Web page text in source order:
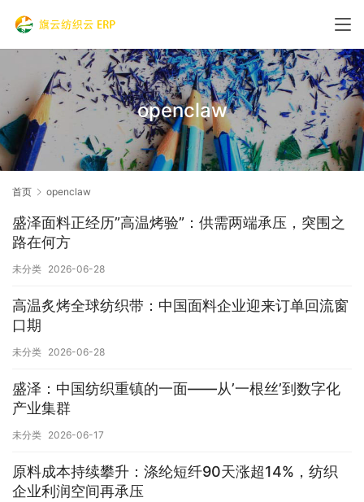
openclaw
首页 openclaw
盛泽面料正经历”高温烤验”：供需两端承压，突围之
路在何方
未分类 2026-06-28
高温炙烤全球纺织带：中国面料企业迎来订单回流窗
口期
未分类 2026-06-28
盛泽：中国纺织重镇的一面——从’一根丝’到数字化
产业集群
未分类 2026-06-17
原料成本持续攀升：涤纶短纤90天涨超14%，纺织
企业利润空间再承压